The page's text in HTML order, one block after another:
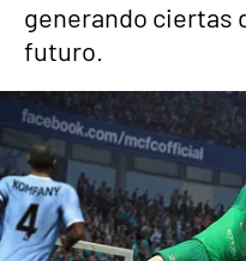
generando ciertas
futuro.